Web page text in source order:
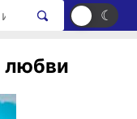
☀ ☾
любви